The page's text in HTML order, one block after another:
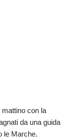
con la
da una guida
le Marche.